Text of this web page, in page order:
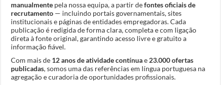
manualmente pela nossa equipa, a partir defontes oficiais de
recrutamento — incluindo portais governamentais, sites
institucionais e páginas de entidades empregadoras. Cada
publicação é redigida de forma clara, completa e com ligação
direta à fonte original, garantindo acesso livre e gratuito a
informação fiável.
Com mais de 12 anos de atividade contínuae 23.000 ofertas
publicadas, somos uma das referências em língua portuguesa na
agregação e curadoria de oportunidades profissionais.